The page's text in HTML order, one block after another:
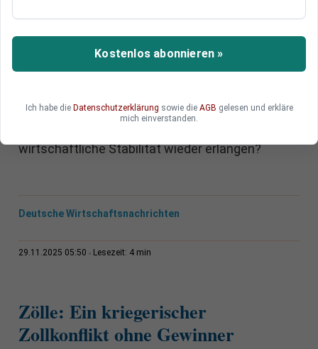
belasten Deutschland, China und
Unsicherheit bei Industrie und Konsum. Kann
wirtschaftliche Stabilität wieder erlangen?
Deutsche Wirtschaftsnachrichten
29.11.2025 05:50 Lesezeit: 4 min
Zölle: Ein kriegerischer
Zollkonflikt ohne Gewinner
Kostenlos abonnieren »
Ich habe die Datenschutzerklärung sowie die AGB gelesen und erkläre
mich einverstanden.